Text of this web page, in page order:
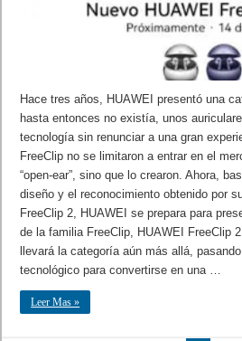
Hace tres años, HUAWEI presentó una
hasta entonces no existía, unos
tecnología sin renunciar a una gran
FreeClip no se limitaron a entrar en el
“open-ear”, sino que lo crearon. Ahora,
diseño y el reconocimiento obtenido por
FreeClip 2, HUAWEI se prepara para
de la familia FreeClip, HUAWEI FreeClip
llevará la categoría aún más allá,
tecnológico para convertirse en una …
Leer Mas »